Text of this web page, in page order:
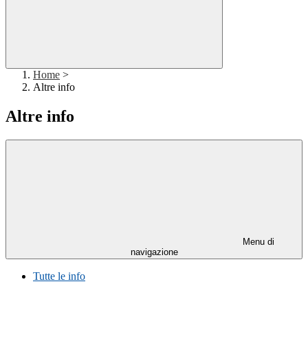
Home >
Altre info
Altre info
Menu di
navigazione
Tutte le info